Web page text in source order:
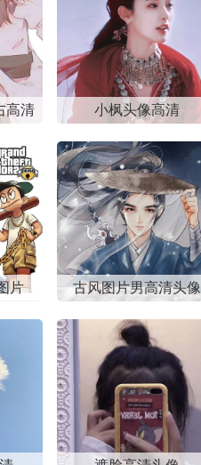
高清 小枫头像高清
片 古风图片男高清头像